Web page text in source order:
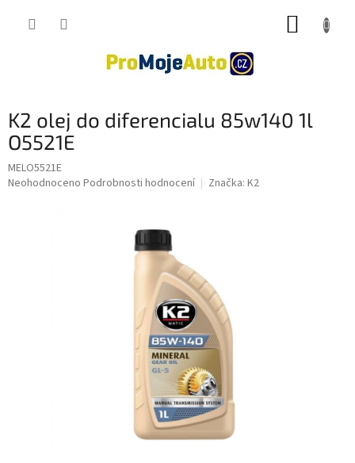
K2 olej do diferencialu 85w140 1l
O5521E
MELO5521E
Průměrné
Neohodnoceno Podrobnosti hodnocení Značka: K2